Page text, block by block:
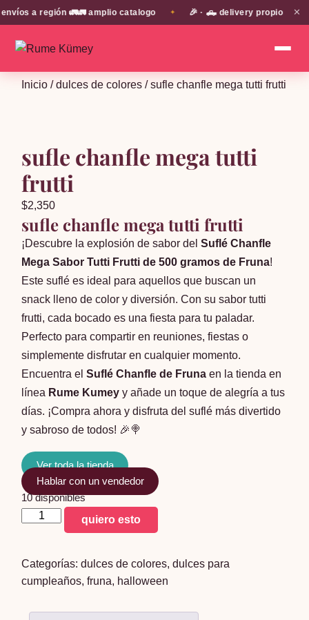
a región 🚛🚛 amplio catalogo ✦ 🎉 · 🛻 delivery propio en EN ✕
Inicio /dulces de colores / sufle chanfle mega tutti frutti
sufle chanfle mega tutti
frutti
$2,350
sufle chanfle mega tutti frutti
¡Descubre la explosión de sabor delSuflé Chanfle
Mega Sabor Tutti Frutti de 500 gramos de Fruna!
Este suflé es ideal para aquellos que buscan un
snack lleno de color y diversión. Con su sabor tutti
frutti, cada bocado es una fiesta para tu paladar.
Perfecto para compartir en reuniones, fiestas o
simplemente disfrutar en cualquier momento.
Encuentra elSuflé Chanfle de Fruna en la tienda en
línea Rume Kumey y añade un toque de alegría a tus
días. ¡Compra ahora y disfruta del suflé más divertido
y sabroso de todos! 🎉🍭
Ver toda la tienda
Hablar con un vendedor
10 disponibles
sufle
tutti
frutti
quiero esto
Categorías:dulces de colores,dulces para
cumpleaños,fruna, halloween